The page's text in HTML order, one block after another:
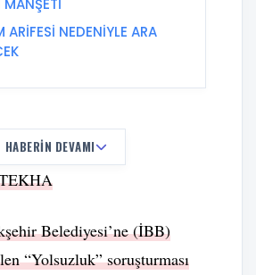
ARİFESİ NEDENİYLE ARA
HABERIN DEVAMI
Belediyesi’ne (İBB)
“Yolsuzluk” soruşturması